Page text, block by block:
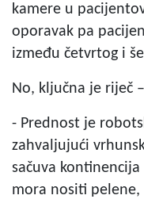
kamere u
oporavak pa
između četvrtog i
No, ključna je riječ
- Prednost je
zahvaljujući
sačuva
mora nositi